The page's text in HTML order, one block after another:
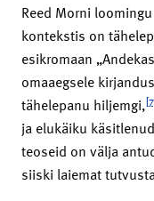
Reed Morni
kontekstis on
esikromaan
omaaegsele
tähelepanu hiljemgi,
ja elukäiku
teoseid on välja
siiski laiemat